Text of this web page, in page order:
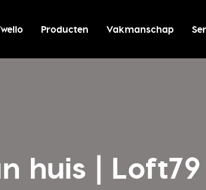
Producten Vakmanschap
huis |